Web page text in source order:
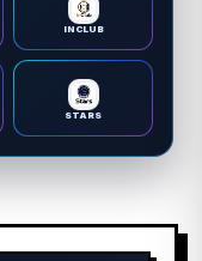
INCLUB
STARS